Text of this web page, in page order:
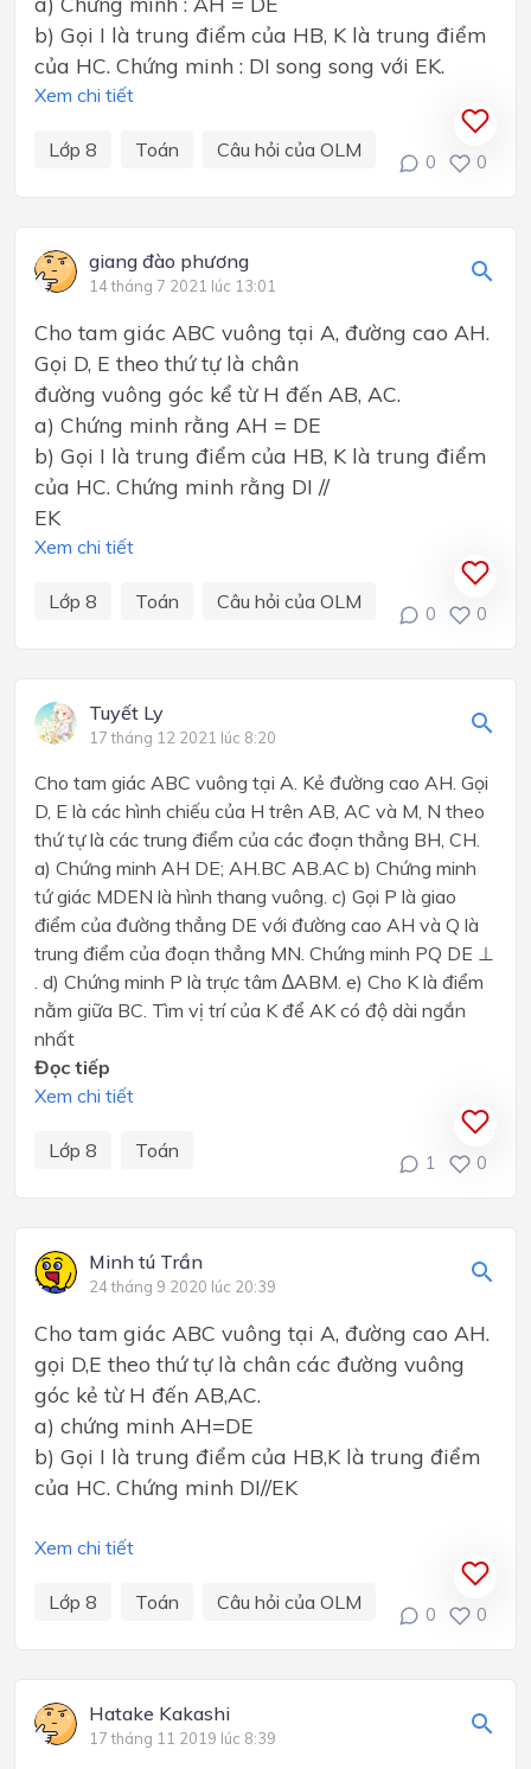
b) Gọi I là trung điểm của HB, K là trung điểm
của HC. Chứng minh : DI song song với EK.
Xem chi tiết
Lớp 8 Toán Câu hỏi của OLM
0 0
giang đào phương
14 tháng 7 2021 lúc 13:01
Cho tam giác ABC vuông tại A, đường cao AH.
Gọi D, E theo thứ tự là chân
đường vuông góc kể từ H đến AB, AC.
a) Chứng minh rằng AH = DE
b) Gọi I là trung điểm của HB, K là trung điểm
của HC. Chứng minh rằng DI //
EK
Xem chi tiết
Lớp 8 Toán Câu hỏi của OLM
0 0
Tuyết Ly
17 tháng 12 2021 lúc 8:20
Cho tam giác ABC vuông tại A. Kẻ đường cao AH. Gọi
D, E là các hình chiếu của H trên AB, AC và M, N theo
thứ tự là các trung điểm của các đoạn thẳng BH, CH.
a) Chứng minh AH DE; AH.BC AB.AC b) Chứng minh
tứ giác MDEN là hình thang vuông. c) Gọi P là giao
điểm của đường thẳng DE với đường cao AH và Q là
trung điểm của đoạn thẳng MN. Chứng minh PQ DE ⊥
. d) Chứng minh P là trực tâm ∆ABM. e) Cho K là điểm
nằm giữa BC. Tìm vị trí của K để AK có độ dài ngắn
nhất
Đọc tiếp
Xem chi tiết
Lớp 8 Toán
1 0
Minh tú Trần
24 tháng 9 2020 lúc 20:39
Cho tam giác ABC vuông tại A, đường cao AH.
gọi D,E theo thứ tự là chân các đường vuông
góc kẻ từ H đến AB,AC.
a) chứng minh AH=DE
b) Gọi I là trung điểm của HB,K là trung điểm
của HC. Chứng minh DI//EK
Xem chi tiết
Lớp 8 Toán Câu hỏi của OLM
0 0
Hatake Kakashi
17 tháng 11 2019 lúc 8:39